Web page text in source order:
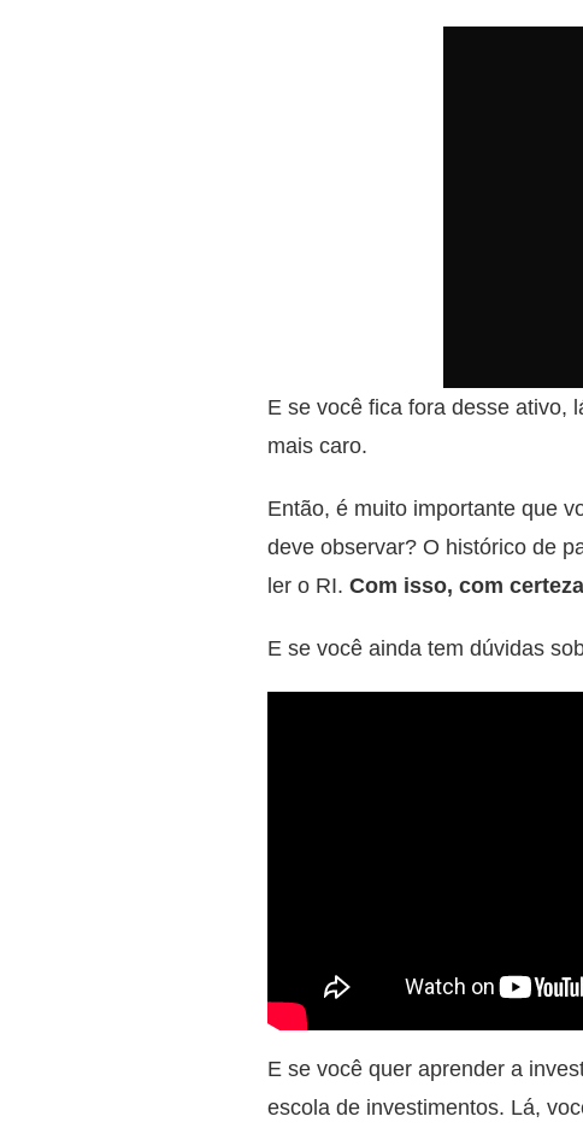
E se você fica fora desse ativo,
mais caro.
Então, é muito importante que
deve observar? O histórico de
ler o RI. Com isso, com
E se você ainda tem dúvidas
E se você quer aprender a
escola de investimentos. Lá,